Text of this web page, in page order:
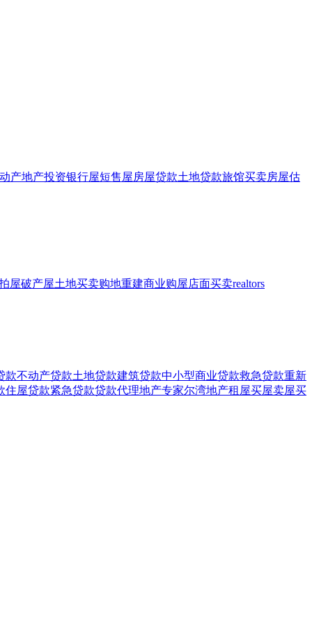
产地产投资银行屋短售屋房屋贷款土地贷款旅馆买卖房屋估
屋破产屋土地买卖购地重建商业购屋店面买卖realtors
款不动产贷款土地贷款建筑贷款中小型商业贷款救急贷款重新
住屋贷款紧急贷款贷款代理地产专家尔湾地产租屋买屋卖屋买